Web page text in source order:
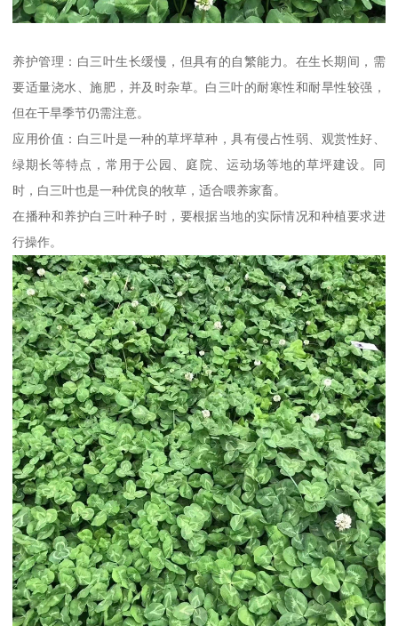
养护管理：白三叶生长缓慢，但具有的自繁能力。在生长期间，需
要适量浇水、施肥，并及时杂草。白三叶的耐寒性和耐旱性较强，
但在干旱季节仍需注意。
应用价值：白三叶是一种的草坪草种，具有侵占性弱、观赏性好、
绿期长等特点，常用于公园、庭院、运动场等地的草坪建设。同
时，白三叶也是一种优良的牧草，适合喂养家畜。
在播种和养护白三叶种子时，要根据当地的实际情况和种植要求进
行操作。